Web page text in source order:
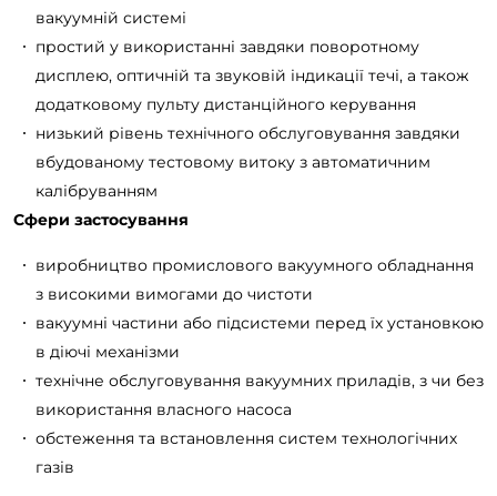
вакуумній системі
простий у використанні завдяки поворотному
дисплею, оптичній та звуковій індикації течі, а також
додатковому пульту дистанційного керування
низький рівень технічного обслуговування завдяки
вбудованому тестовому витоку з автоматичним
калібруванням
Сфери застосування
виробництво промислового вакуумного обладнання
з високими вимогами до чистоти
вакуумні частини або підсистеми перед їх установкою
в діючі механізми
технічне обслуговування вакуумних приладів, з чи без
використання власного насоса
обстеження та встановлення систем технологічних
газів